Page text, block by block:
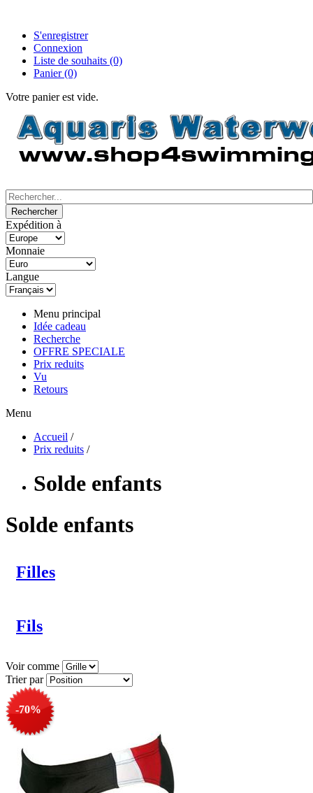
S'enregistrer
Connexion
Liste de souhaits (0)
Panier (0)
Votre panier est vide.
Expédition à
Monnaie
Langue
Menu principal
Idée cadeau
Recherche
OFFRE SPECIALE
Prix reduits
Vu
Retours
Menu
Accueil /
Prix reduits /
Solde enfants
Solde enfants
Filles
Fils
Voir comme
Trier par
-70%